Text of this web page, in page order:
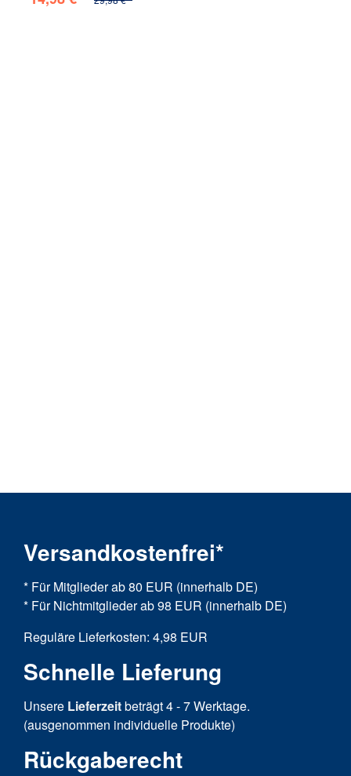
Versandkostenfrei*
* Für Mitglieder ab 80 EUR (innerhalb DE)
* Für Nichtmitglieder ab 98 EUR (innerhalb DE)
Reguläre Lieferkosten: 4,98 EUR
Schnelle Lieferung
Unsere Lieferzeitbeträgt 4 - 7 Werktage.
(ausgenommen individuelle Produkte)
Rückgaberecht